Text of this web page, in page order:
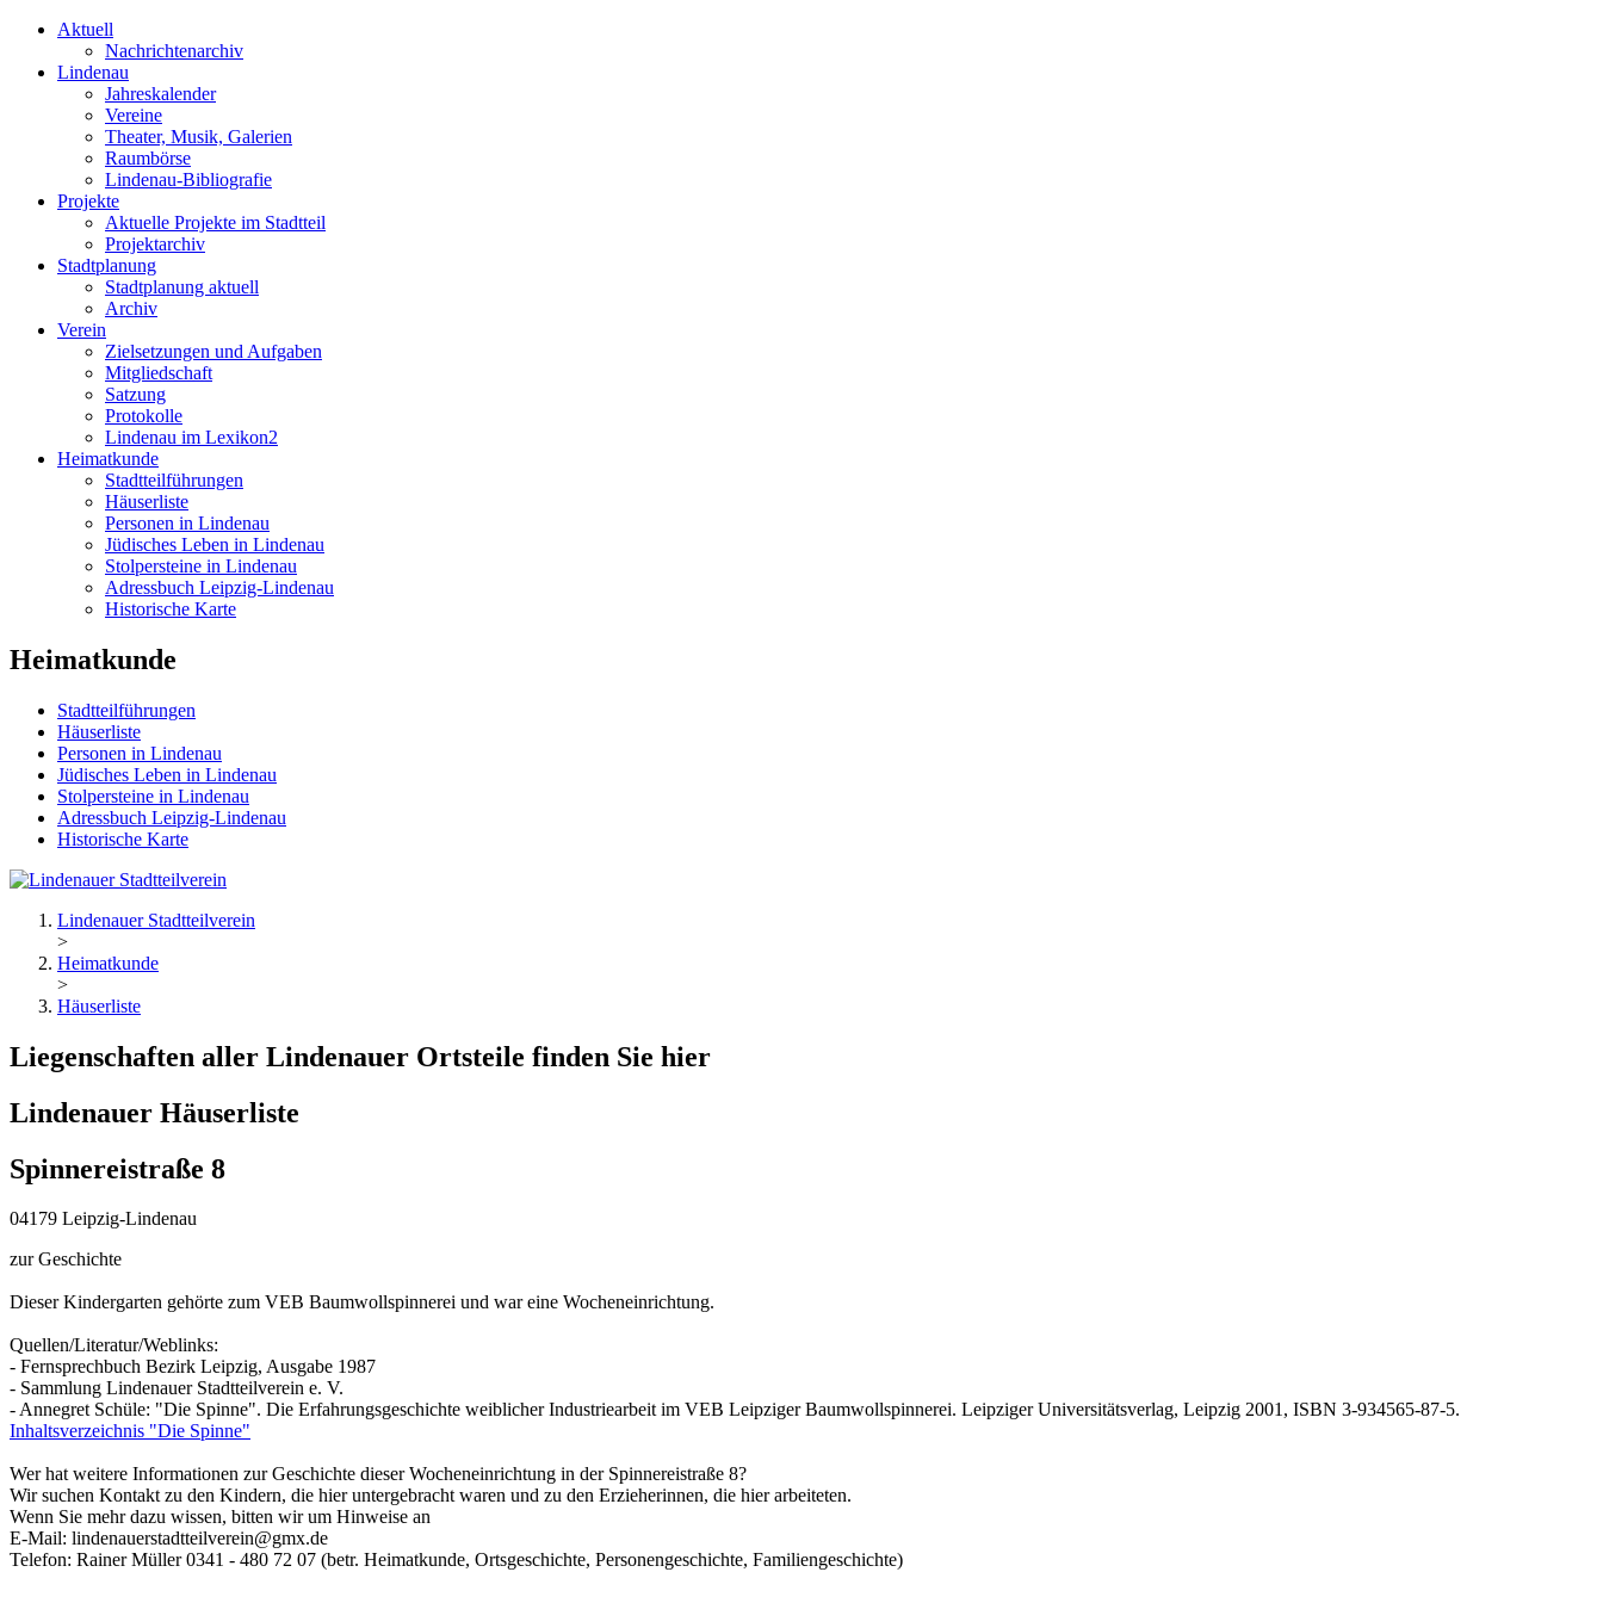
Aktuell
Nachrichtenarchiv
Lindenau
Jahreskalender
Vereine
Theater, Musik, Galerien
Raumbörse
Lindenau-Bibliografie
Projekte
Aktuelle Projekte im Stadtteil
Projektarchiv
Stadtplanung
Stadtplanung aktuell
Archiv
Verein
Zielsetzungen und Aufgaben
Mitgliedschaft
Satzung
Protokolle
Lindenau im Lexikon2
Heimatkunde
Stadtteilführungen
Häuserliste
Personen in Lindenau
Jüdisches Leben in Lindenau
Stolpersteine in Lindenau
Adressbuch Leipzig-Lindenau
Historische Karte
Heimatkunde
Stadtteilführungen
Häuserliste
Personen in Lindenau
Jüdisches Leben in Lindenau
Stolpersteine in Lindenau
Adressbuch Leipzig-Lindenau
Historische Karte
Lindenauer Stadtteilverein
>
Heimatkunde
>
Häuserliste
Liegenschaften aller Lindenauer Ortsteile finden Sie hier
Lindenauer Häuserliste
Spinnereistraße 8
04179 Leipzig-Lindenau
zur Geschichte
Dieser Kindergarten gehörte zum VEB Baumwollspinnerei und war eine Wocheneinrichtung.
Quellen/Literatur/Weblinks:
- Fernsprechbuch Bezirk Leipzig, Ausgabe 1987
- Sammlung Lindenauer Stadtteilverein e. V.
- Annegret Schüle: "Die Spinne". Die Erfahrungsgeschichte weiblicher Industriearbeit im VEB Leipziger Baumwollspinnerei. Leipziger Universitätsverlag, Leipzig 2001, ISBN 3-934565-87-5.
Inhaltsverzeichnis "Die Spinne"
Wer hat weitere Informationen zur Geschichte dieser Wocheneinrichtung in der Spinnereistraße 8?
Wir suchen Kontakt zu den Kindern, die hier untergebracht waren und zu den Erzieherinnen, die hier arbeiteten.
Wenn Sie mehr dazu wissen, bitten wir um Hinweise an
E-Mail: lindenauerstadtteilverein@gmx.de
Telefon: Rainer Müller 0341 - 480 72 07 (betr. Heimatkunde, Ortsgeschichte, Personengeschichte, Familiengeschichte)